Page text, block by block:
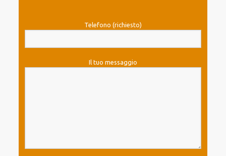
Telefono (richiesto)
Il tuo messaggio